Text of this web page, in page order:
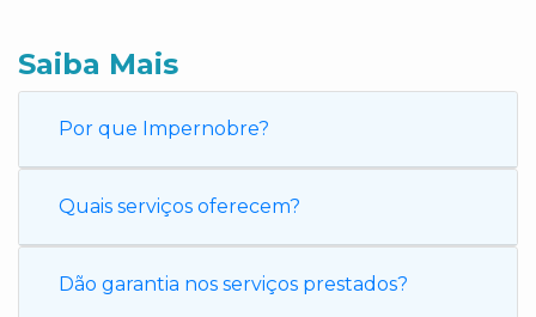
Saiba Mais
Por que Impernobre?
Quais serviços oferecem?
Dão garantia nos serviços prestados?